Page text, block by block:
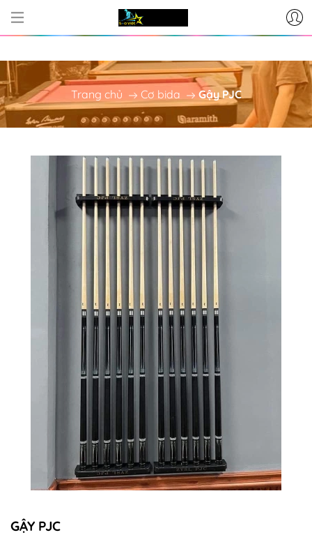
CƠ SỞ CUNG CẤP BÀN BI-
Trang chủ Cơ bida Gậy PJC
GẬY PJC